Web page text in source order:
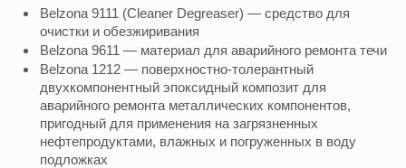
Belzona 9111 (Cleaner Degreaser) — средство для
очистки и обезжиривания
Belzona 9611 — материал для аварийного ремонта течи
Belzona 1212 — поверхностно-толерантный
двухкомпонентный эпоксидный композит для
аварийного ремонта металлических компонентов,
пригодный для применения на загрязненных
нефтепродуктами, влажных и погруженных в воду
подложках